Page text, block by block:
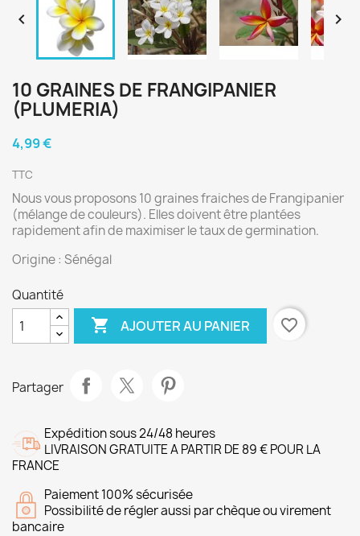
 
10 GRAINES DE FRANGIPANIER
(PLUMERIA)
4,99 €
TTC
Nous vous proposons 10 graines fraiches de Frangipanier
(mélange de couleurs). Elles doivent être plantées
rapidement afin de maximiser le taux de germination.
Origine : Sénégal
Quantité
 AJOUTER AU PANIER favorite_border
Partager
Expédition sous 24/48 heures
LIVRAISON GRATUITE A PARTIR DE 89 € POUR LA
FRANCE
Paiement 100% sécurisée
Possibilité de régler aussi par chèque ou virement
bancaire